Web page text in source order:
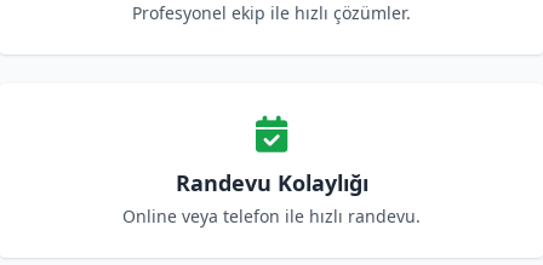
Profesyonel ekip ile hızlı çözümler.
Randevu Kolaylığı
Online veya telefon ile hızlı randevu.